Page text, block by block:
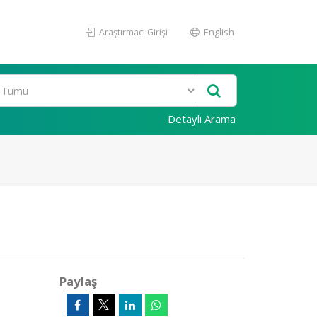
Araştırmacı Girişi English
Detaylı Arama
Paylaş